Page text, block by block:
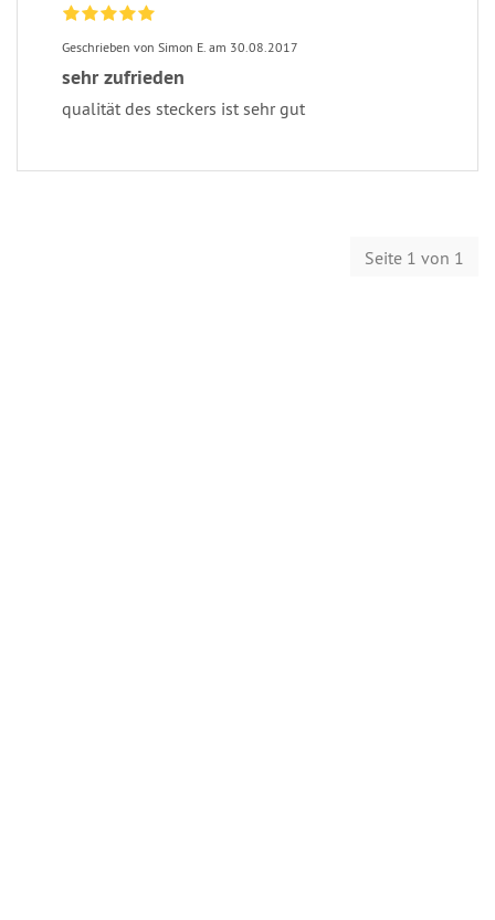
Geschrieben von Simon E. am 30.08.2017
sehr zufrieden
qualität des steckers ist sehr gut
Seite 1 von 1